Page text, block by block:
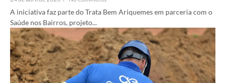
A iniciativa faz parte do Trata Bem Ariquemes em parceria com o
Saúde nos Bairros, projeto...